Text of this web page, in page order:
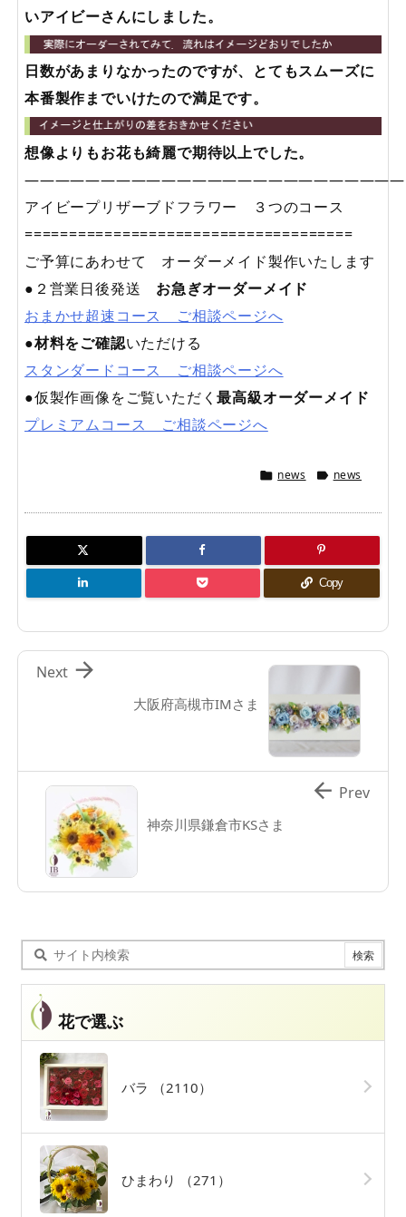
いアイビーさんにしました。
日数があまりなかったのですが、とてもスムーズに
本番製作までいけたので満足です。
想像よりもお花も綺麗で期待以上でした。
—————————————————————————
アイビープリザーブドフラワー ３つのコース
=====================================
ご予算にあわせて オーダーメイド製作いたします
●２営業日後発送 お急ぎオーダーメイド
おまかせ超速コース ご相談ページへ
●材料をご確認いただける
スタンダードコース ご相談ページへ
●仮製作画像をご覧いただく最高級オーダーメイド
プレミアムコース ご相談ページへ
 news  news
Copy
大阪府高槻市IMさま

Next
神奈川県鎌倉市KSさま
 Prev
花で選ぶ
バラ （2110）
ひまわり （271）